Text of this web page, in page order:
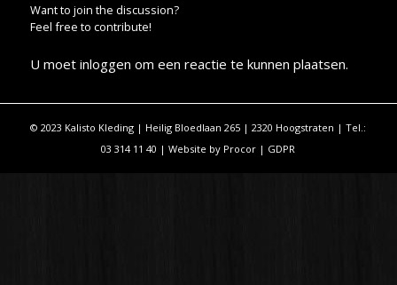
Want to join the discussion?
Feel free to contribute!
U moet inloggen om een reactie te kunnen plaatsen.
© 2023 Kalisto Kleding | Heilig Bloedlaan 265 | 2320 Hoogstraten | Tel.:
03 314 11 40 | Website by Procor | GDPR